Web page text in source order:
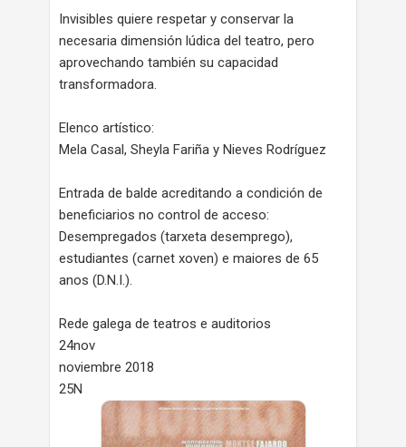
Invisibles quiere respetar y conservar la
necesaria dimensión lúdica del teatro, pero
aprovechando también su capacidad
transformadora.
Elenco artístico:
Mela Casal, Sheyla Fariña y Nieves Rodríguez
Entrada de balde acreditando a condición de
beneficiarios no control de acceso:
Desempregados (tarxeta desemprego),
estudiantes (carnet xoven) e maiores de 65
anos (D.N.I.).
Rede galega de teatros e auditorios
24nov
noviembre 2018
25N